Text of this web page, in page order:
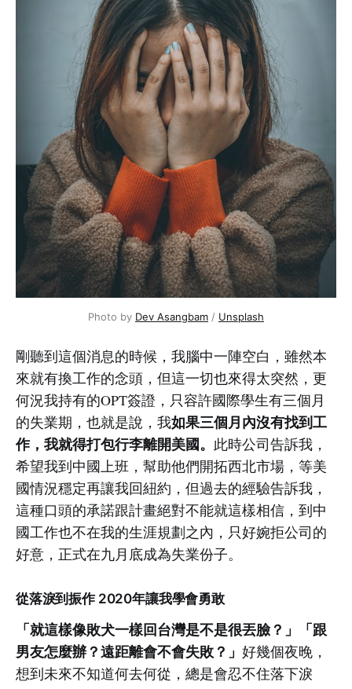
Photo by Dev Asangbam / Unsplash
剛聽到這個消息的時候，我腦中一陣空白，雖然本
來就有換工作的念頭，但這一切也來得太突然，更
何況我持有的OPT簽證，只容許國際學生有三個月
的失業期，也就是說，我如果三個月內沒有找到工
作，我就得打包行李離開美國。 此時公司告訴我，
希望我到中國上班，幫助他們開拓西北市場，等美
國情況穩定再讓我回紐約，但過去的經驗告訴我，
這種口頭的承諾跟計畫絕對不能就這樣相信，到中
國工作也不在我的生涯規劃之內，只好婉拒公司的
好意，正式在九月底成為失業份子。
從落淚到振作 2020年讓我學會勇敢
「就這樣像敗犬一樣回台灣是不是很丟臉？」「跟
男友怎麼辦？遠距離會不會失敗？」 好幾個夜晚，
想到未來不知道何去何從，總是會忍不住落下淚